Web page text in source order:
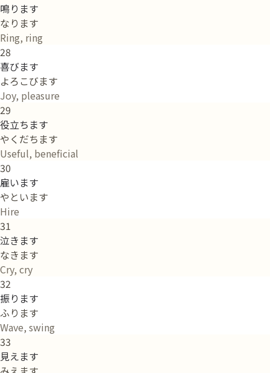
鳴ります
なります
Ring, ring
28
喜びます
よろこびます
Joy, pleasure
29
役立ちます
やくだちます
Useful, beneficial
30
雇います
やといます
Hire
31
泣きます
なきます
Cry, cry
32
振ります
ふります
Wave, swing
33
見えます